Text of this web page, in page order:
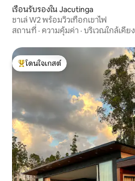
เรือนรับรองใน Jacutinga
ชาเล่ W2 พร้อมวิวเทือกเขาไฟ
สถานที่ · ความคุ้มค่า · บริเวณใกล้เคียง
โดนใจเกสต์ที่สุด
โดนใจเกสต์